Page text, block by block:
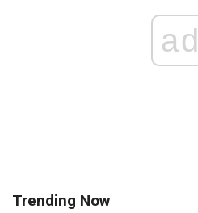
ad
Trending Now